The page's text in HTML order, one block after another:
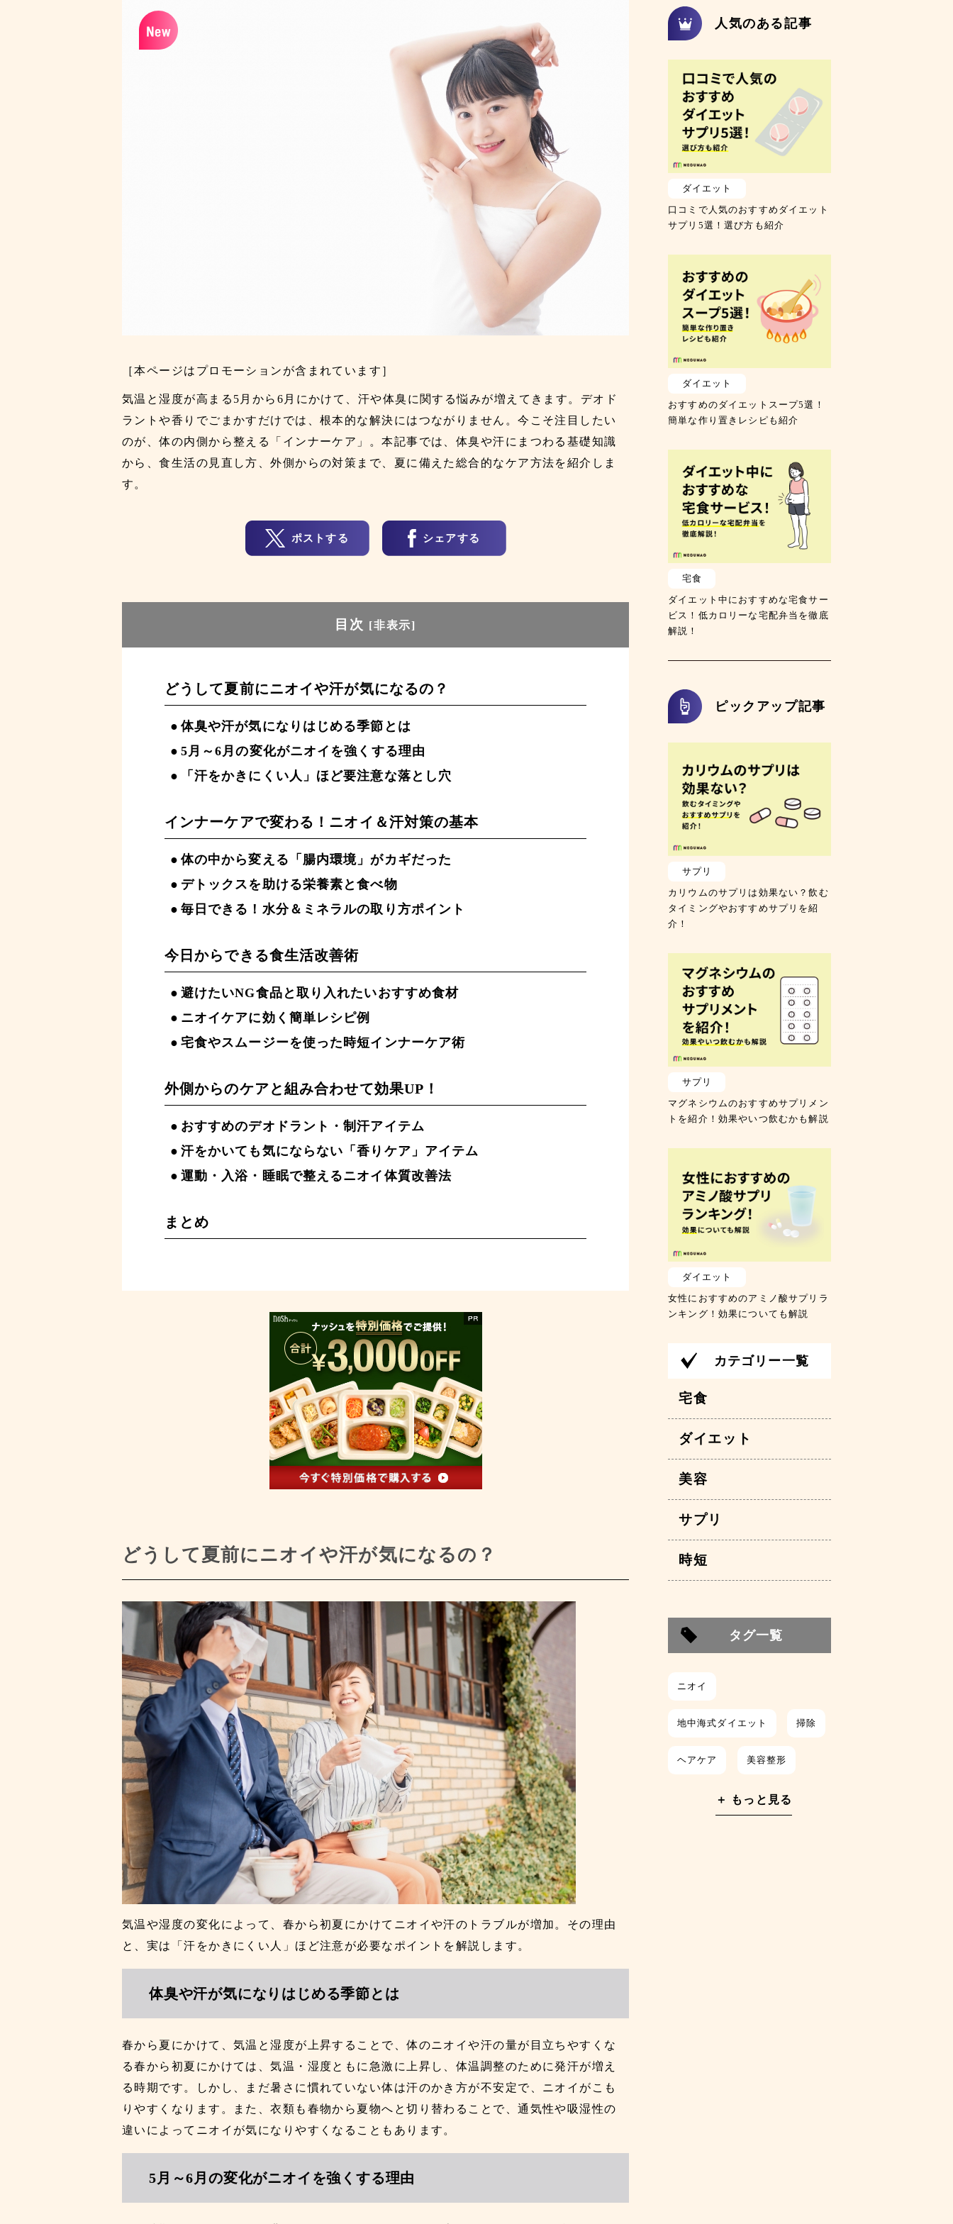
［本ページはプロモーションが含まれています］
気温と湿度が高まる5月から6月にかけて、汗や体臭に関する悩みが増えてきます。デオド
ラントや香りでごまかすだけでは、根本的な解決にはつながりません。今こそ注目したい
のが、体の内側から整える「インナーケア」。本記事では、体臭や汗にまつわる基礎知識
から、食生活の見直し方、外側からの対策まで、夏に備えた総合的なケア方法を紹介しま
す。
目次 [非表示]
どうして夏前にニオイや汗が気になるの？
体臭や汗が気になりはじめる季節とは
5月～6月の変化がニオイを強くする理由
「汗をかきにくい人」ほど要注意な落とし穴
インナーケアで変わる！ニオイ＆汗対策の基本
体の中から変える「腸内環境」がカギだった
デトックスを助ける栄養素と食べ物
毎日できる！水分＆ミネラルの取り方ポイント
今日からできる食生活改善術
避けたいNG食品と取り入れたいおすすめ食材
ニオイケアに効く簡単レシピ例
宅食やスムージーを使った時短インナーケア術
外側からのケアと組み合わせて効果UP！
おすすめのデオドラント・制汗アイテム
汗をかいても気にならない「香りケア」アイテム
運動・入浴・睡眠で整えるニオイ体質改善法
まとめ
ポストする シェアする
どうして夏前にニオイや汗が気になるの？
気温や湿度の変化によって、春から初夏にかけてニオイや汗のトラブルが増加。その理由
と、実は「汗をかきにくい人」ほど注意が必要なポイントを解説します。
体臭や汗が気になりはじめる季節とは
春から夏にかけて、気温と湿度が上昇することで、体のニオイや汗の量が目立ちやすくな
る春から初夏にかけては、気温・湿度ともに急激に上昇し、体温調整のために発汗が増え
る時期です。しかし、まだ暑さに慣れていない体は汗のかき方が不安定で、ニオイがこも
りやすくなります。また、衣類も春物から夏物へと切り替わることで、通気性や吸湿性の
違いによってニオイが気になりやすくなることもあります。
5月～6月の変化がニオイを強くする理由
人気のある記事
ダイエット
口コミで人気のおすすめダイエット
サプリ5選！選び方も紹介
ダイエット
おすすめのダイエットスープ5選！
簡単な作り置きレシピも紹介
宅食
ダイエット中におすすめな宅食サー
ビス！低カロリーな宅配弁当を徹底
解説！
ピックアップ記事
サプリ
カリウムのサプリは効果ない？飲む
タイミングやおすすめサプリを紹
介！
サプリ
マグネシウムのおすすめサプリメン
トを紹介！効果やいつ飲むかも解説
ダイエット
女性におすすめのアミノ酸サプリラ
ンキング！効果についても解説
カテゴリー一覧
宅食
ダイエット
美容
サプリ
時短
タグ一覧
ニオイ
地中海式ダイエット 掃除
ヘアケア 美容整形
栄養 美肌
＋ もっと見る